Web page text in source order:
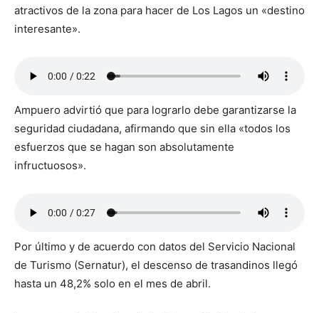
atractivos de la zona para hacer de Los Lagos un «destino
interesante».
Ampuero advirtió que para lograrlo debe garantizarse la
seguridad ciudadana, afirmando que sin ella «todos los
esfuerzos que se hagan son absolutamente
infructuosos».
Por último y de acuerdo con datos del Servicio Nacional
de Turismo (Sernatur), el descenso de trasandinos llegó
hasta un 48,2% solo en el mes de abril.